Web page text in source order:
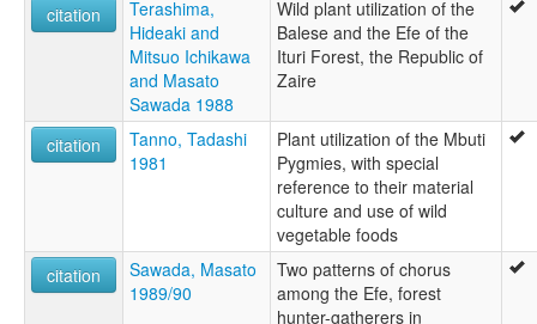
citation
Terashima,
Hideaki and
Mitsuo Ichikawa
and Masato
Sawada 1988
Wild plant utilization of the
Balese and the Efe of the
Ituri Forest, the Republic of
Zaire
citation
Tanno, Tadashi
1981
Plant utilization of the Mbuti
Pygmies, with special
reference to their material
culture and use of wild
vegetable foods
citation
Sawada, Masato
1989/90
Two patterns of chorus
among the Efe, forest
hunter-gatherers in